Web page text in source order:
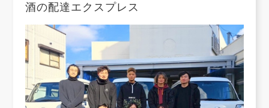
酒の配達エクスプレス